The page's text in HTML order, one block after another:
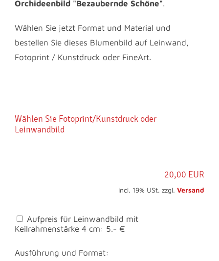
Orchideenbild "Bezaubernde Schöne".
Wählen Sie jetzt Format und Material und
bestellen Sie dieses Blumenbild auf Leinwand,
Fotoprint / Kunstdruck oder FineArt.
Wählen Sie Fotoprint/Kunstdruck oder
Leinwandbild
20,00 EUR
incl. 19% USt. zzgl. Versand
Aufpreis für Leinwandbild mit
Keilrahmenstärke 4 cm: 5.- €
Ausführung und Format: